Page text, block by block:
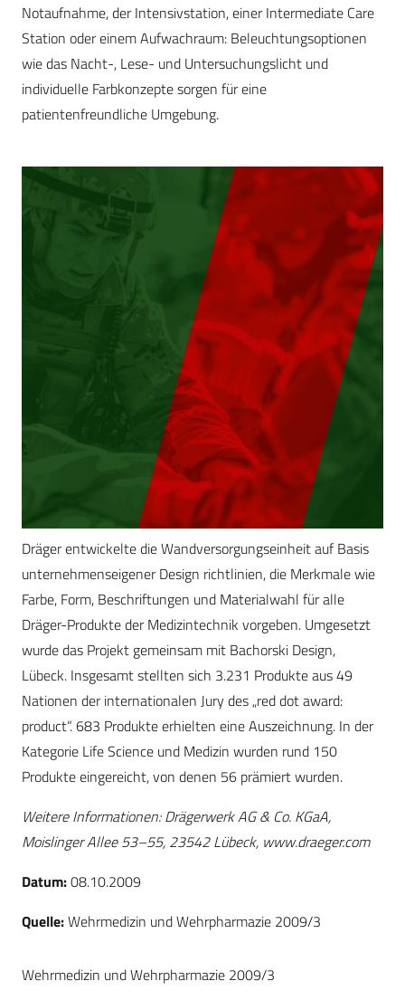
Notaufnahme, der Intensivstation, einer Intermediate Care
Station oder einem Aufwachraum: Beleuchtungsoptionen
wie das Nacht-, Lese- und Untersuchungslicht und
individuelle Farbkonzepte sorgen für eine
patientenfreundliche Umgebung.
Dräger entwickelte die Wandversorgungseinheit auf Basis
unternehmenseigener Design richtlinien, die Merkmale wie
Farbe, Form, Beschriftungen und Materialwahl für alle
Dräger-Produkte der Medizintechnik vorgeben. Umgesetzt
wurde das Projekt gemeinsam mit Bachorski Design,
Lübeck. Insgesamt stellten sich 3.231 Produkte aus 49
Nationen der internationalen Jury des „red dot award:
product“. 683 Produkte erhielten eine Auszeichnung. In der
Kategorie Life Science und Medizin wurden rund 150
Produkte eingereicht, von denen 56 prämiert wurden.
Weitere Informationen: Drägerwerk AG & Co. KGaA,
Moislinger Allee 53–55, 23542 Lübeck, www.draeger.com
Datum:08.10.2009
Quelle:Wehrmedizin und Wehrpharmazie 2009/3
Wehrmedizin und Wehrpharmazie 2009/3